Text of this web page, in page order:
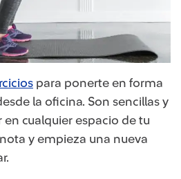
para ponerte en forma
la oficina. Son sencillas y
en cualquier espacio de tu
y empieza una nueva